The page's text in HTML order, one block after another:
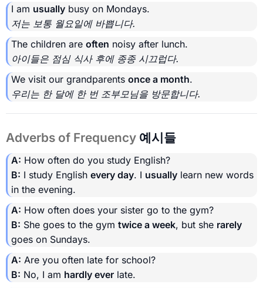
I am usually busy on Mondays.
저는 보통 월요일에 바쁩니다.
The children are often noisy after lunch.
아이들은 점심 식사 후에 종종 시끄럽다.
We visit our grandparents once a month.
우리는 한 달에 한 번 조부모님을 방문합니다.
Adverbs of Frequency 예시들
A: How often do you study English?
B: I study English every day. I usually learn new words
in the evening.
A: How often does your sister go to the gym?
B: She goes to the gym twice a week, but she rarely
goes on Sundays.
A: Are you often late for school?
B: No, I am hardly ever late.